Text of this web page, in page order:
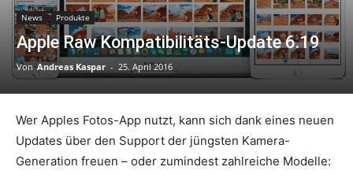
News Produkte
Apple Raw Kompatibilitäts-Update 6.19
Von Andreas Kaspar - 25. April 2016
Wer Apples Fotos-App nutzt, kann sich dank eines neuen
Updates über den Support der jüngsten Kamera-
Generation freuen – oder zumindest zahlreiche Modelle: